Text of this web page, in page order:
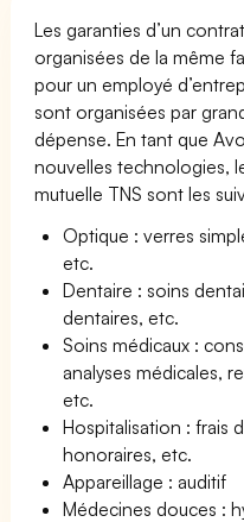
Les garanties d’un
organisées de la même
pour un employé
sont organisées par
dépense. En tant que
nouvelles technologies,
mutuelle TNS sont les
Optique : verres
etc.
Dentaire : soins
dentaires, etc.
Soins médicaux :
analyses médicales,
etc.
Hospitalisation : frais
honoraires, etc.
Appareillage : auditif
Médecines douces :